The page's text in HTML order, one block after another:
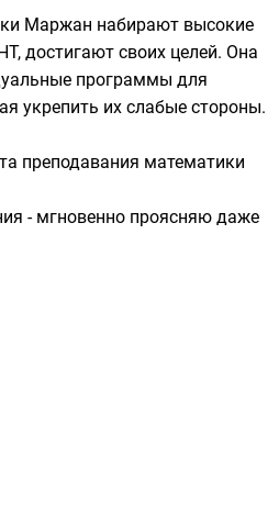
Маржан набирают высокие
достигают своих целей. Она
программы для
укрепить их слабые стороны.
преподавания математики
- мгновенно проясняю даже